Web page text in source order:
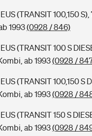
(TRANSIT 100,150 S),
1993(0928 / 846)
(TRANSIT 100 S
ab 1993(0928 /
(TRANSIT 100,150 S
ab 1993(0928 /
(TRANSIT 150 S
ab 1993(0928 /